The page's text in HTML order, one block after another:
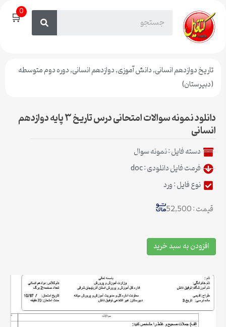
🛒0
تاریخ دوازدهم انسانی,دانش آموزی,دوازدهم انسانی,دوره دوم متوسطه
(دبیرستان)
دانلود نمونه سوالات امتحانی درس تاریخ ۳ پایه دوازدهم
انسانی
دسته فایل :نمونه سوال
فرمت فایل دانلودی : doc
نوع فایل : ورد
قیمت : 52,500
افزودن به سبد خرید